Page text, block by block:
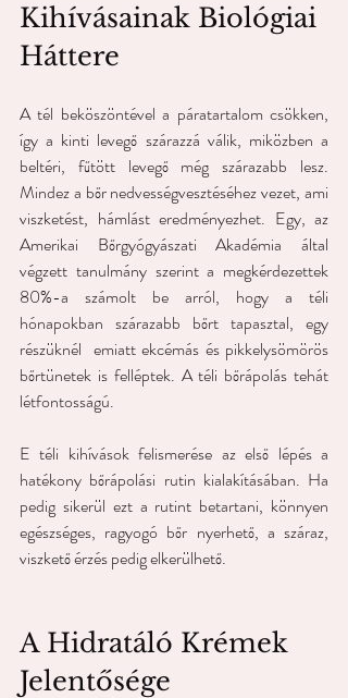
Kihívásainak Biológiai
Háttere
A tél beköszöntével a páratartalom csökken,
így a kinti levegő szárazzá válik, miközben a
beltéri, fűtött levegő még szárazabb lesz.
Mindez a bőr nedvességvesztéséhez vezet, ami
viszketést, hámlást eredményezhet. Egy, az
Amerikai Bőrgyógyászati ​​Akadémia által
végzett tanulmány szerint a megkérdezettek
80%-a számolt be arról, hogy a téli
hónapokban szárazabb bőrt tapasztal, egy
részüknél  emiatt ekcémás és pikkelysömörös
bőrtünetek is felléptek. A téli bőrápolás tehát
létfontosságú.
E téli kihívások felismerése az első lépés a
hatékony bőrápolási rutin kialakításában. Ha
pedig sikerül ezt a rutint betartani, könnyen
egészséges, ragyogó bőr nyerhető, a száraz,
viszkető érzés pedig elkerülhető.
A Hidratáló Krémek
Jelentősége